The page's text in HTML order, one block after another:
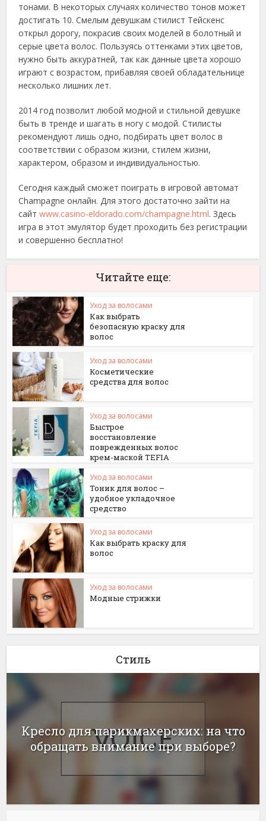
тонами. В некоторых случаях количество тонов может
достигать 10. Смелым девушкам стилист Тейскенс
открыл дорогу, покрасив своих моделей в болотный и
серые цвета волос. Пользуясь оттенками этих цветов,
нужно быть аккуратней, так как данные цвета хорошо
играют с возрастом, прибавляя своей обладательнице
несколько лишних лет.
2014 год позволит любой модной и стильной девушке
быть в тренде и шагать в ногу с модой. Стилисты
рекомендуют лишь одно, подбирать цвет волос в
соответствии с образом жизни, стилем жизни,
характером, образом и индивидуальностью.
Сегодня каждый сможет поиграть в игровой автомат
Champagne онлайн. Для этого достаточно зайти на
сайтwww.casino-eldorado.com/champagne.html. Здесь
игра в этот эмулятор будет проходить без регистрации
и совершенно бесплатно!
Читайте еще:
Уход за волосами
Как выбрать
безопасную краску для
волос
Уход за волосами
Косметические
средства для волос
Уход за волосами
Быстрое
восстановление
поврежденных волос
крем-маской TEFIA
Уход за волосами
Тоник для волос –
удобное укладочное
средство
Уход за волосами
Как выбрать краску для
волос
Уход за волосами
Модные стрижки
Стиль
Кресло для парикмахерских: на что
обращать внимание при выборе?